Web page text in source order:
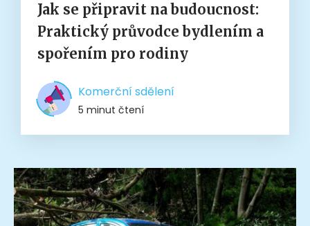
Jak se připravit na budoucnost:
Praktický průvodce bydlením a
spořením pro rodiny
Komerční sdělení
5 minut čtení